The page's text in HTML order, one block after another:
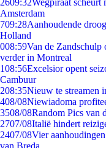
2609:32Wegpiraat scheurt
Amsterdam
709:28Aanhoudende
Holland
008:59Van de Zandschulp
verder in Montreal
108:56Excelsior opent
Cambuur
208:35Nieuw te streamen
408/08Niewiadoma
3508/08Random Pics van
2707/08Italië hindert
2407/08Vier
van Breda